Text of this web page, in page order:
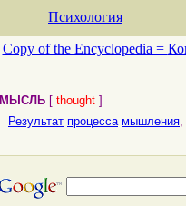
Психология
Copy of the Encyclopedia =
МЫСЛЬ [ thought ]
Результат процесса мышления